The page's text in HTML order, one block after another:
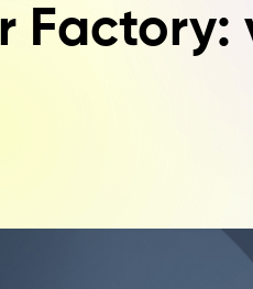
Factory: